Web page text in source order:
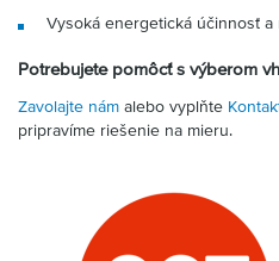
Vysoká energetická účinnosť
Potrebujete pomôcť s výberom
Zavolajte nám alebo vyplňte
pripravíme riešenie na mieru.